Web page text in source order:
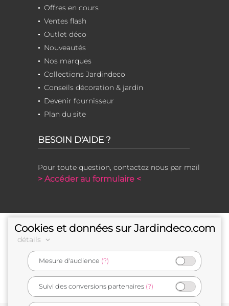
Offres en cours
Ventes flash
Outlet déco
Nouveautés
Nos marques
Collections Jardindeco
Conseils décoration & jardin
Devenir fournisseur
Plan du site
BESOIN D'AIDE ?
Pour toute question, contactez nous par mail
> Accéder au formulaire <
e-commerçant français
Cookies et données sur Jardindeco.com
détails
Mesure d'audience (?)
Suivi des conversions partenaires (?)